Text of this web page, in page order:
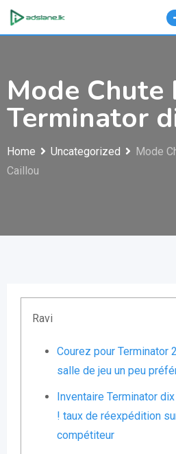
Skip
Mode Chute
Terminator
Home Uncategorized
Mode
Caillou
Ravi
Courez pour Terminator
salle de jeu un peu
Inventaire Terminator
! taux de réexpédition
compétiteur